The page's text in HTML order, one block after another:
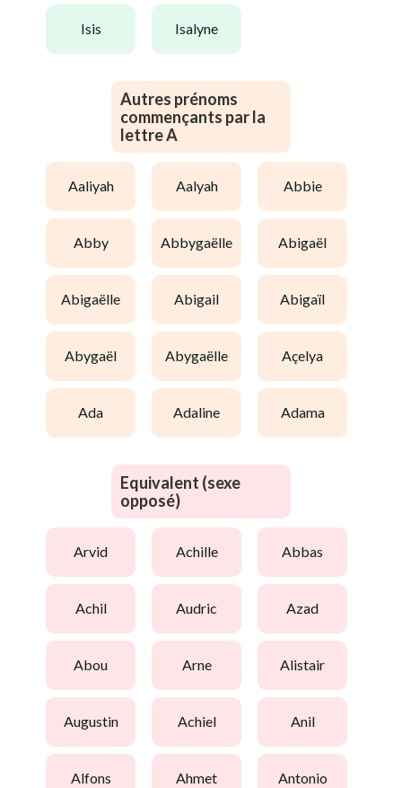
isis isalyne
Autres prénoms
commençants par la
lettre A
aaliyah aalyah abbie
abby abbygaëlle abigaël
abigaëlle abigail abigaïl
abygaël abygaëlle açelya
ada adaline adama
Equivalent (sexe
opposé)
arvid achille abbas
achil audric azad
abou arne alistair
augustin achiel anil
alfons ahmet antonio